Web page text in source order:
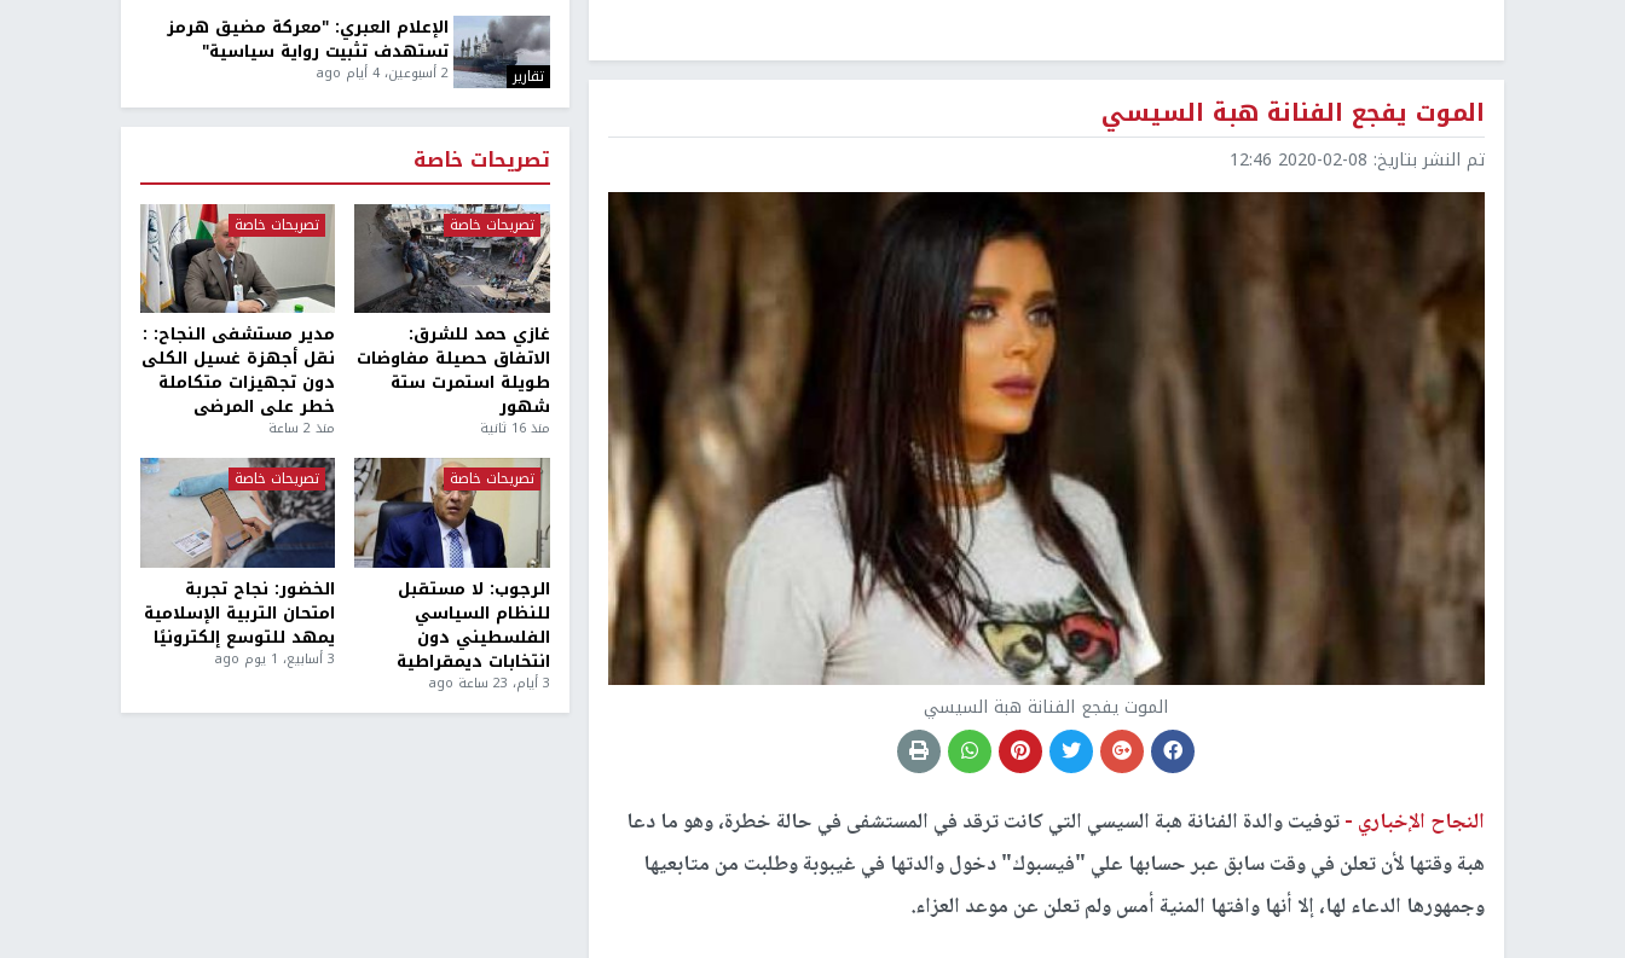
الموت يفجع الفنانة هبة السيسي
تم النشر بتاريخ: 2020-02-08 12:46
الموت يفجع الفنانة هبة السيسي
النجاح الإخباري -توفيت والدة الفنانة هبة السيسي التي كانت ترقد في المستشفى في حالة خطرة، وهو ما دعا
هبة وقتها لأن تعلن في وقت سابق عبر حسابها علي "فيسبوك" دخول والدتها في غيبوبة وطلبت من متابعيها
وجمهورها الدعاء لها، إلا أنها وافتها المنية أمس ولم تعلن عن موعد العزاء.
تقارير
الإعلام العبري: "معركة مضيق هرمز
تستهدف تثبيت رواية سياسية"
2 أسبوعين، 4 أيام ago
تصريحات خاصة
تصريحات خاصة
غازي حمد للشرق:
الاتفاق حصيلة مفاوضات
طويلة استمرت ستة
شهور
منذ 16 ثانية
تصريحات خاصة
مدير مستشفى النجاح: :
نقل أجهزة غسيل الكلى
دون تجهيزات متكاملة
خطر على المرضى
منذ 2 ساعة
تصريحات خاصة
الرجوب: لا مستقبل
للنظام السياسي
الفلسطيني دون
انتخابات ديمقراطية
3 أيام، 23 ساعة ago
تصريحات خاصة
الخضور: نجاح تجربة
امتحان التربية الإسلامية
يمهد للتوسع إلكترونيًا
3 أسابيع، 1 يوم ago